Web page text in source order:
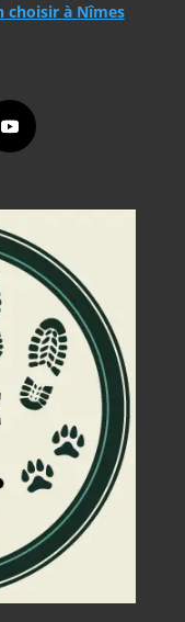
choisir à Nîmes